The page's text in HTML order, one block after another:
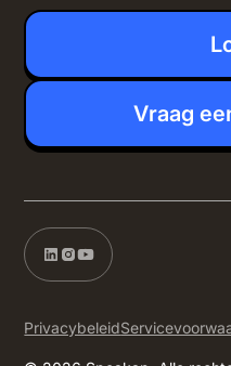
Vraag
Privacybeleid